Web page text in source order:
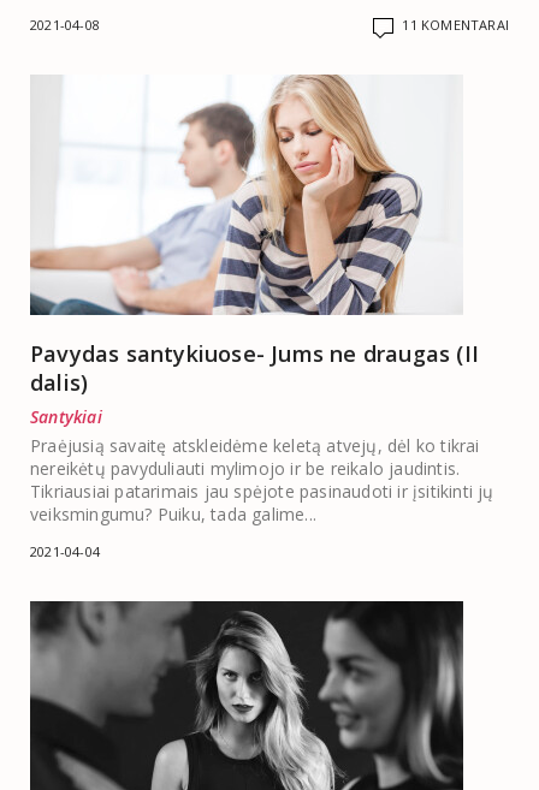
2021-04-08 11 KOMENTARAI
Pavydas santykiuose- Jums ne draugas (II
dalis)
Santykiai
Praėjusią savaitę atskleidėme keletą atvejų, dėl ko tikrai
nereikėtų pavyduliauti mylimojo ir be reikalo jaudintis.
Tikriausiai patarimais jau spėjote pasinaudoti ir įsitikinti jų
veiksmingumu? Puiku, tada galime...
2021-04-04